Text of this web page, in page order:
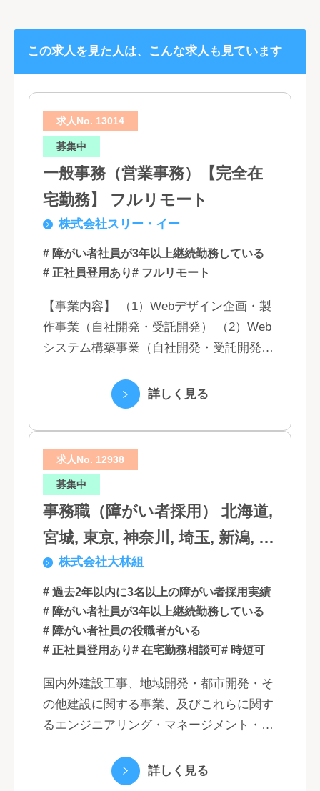
この求人を見た人は、こんな求人も見ています
求人No. 13014
募集中
一般事務（営業事務）【完全在
宅勤務】 フルリモート
株式会社スリー・イー
# 障がい者社員が3年以上継続勤務している
# 正社員登用あり# フルリモート
【事業内容】 （1）Webデザイン企画・製
作事業（自社開発・受託開発） （2）Web
システム構築事業（自社開発・受託開発）
（5）営業代行業務 （6...詳しく見る
求人No. 12938
募集中
事務職（障がい者採用） 北海道,
宮城, 東京, 神奈川, 埼玉, 新潟, 愛
知, 大阪, 京都, 兵庫, 広島, 香川,
福岡
株式会社大林組
# 過去2年以内に3名以上の障がい者採用実績
# 障がい者社員が3年以上継続勤務している
# 障がい者社員の役職者がいる
# 正社員登用あり# 在宅勤務相談可# 時短可
国内外建設工事、地域開発・都市開発・そ
の他建設に関する事業、及びこれらに関す
るエンジニアリング・マネージメント・コ
詳しく見る